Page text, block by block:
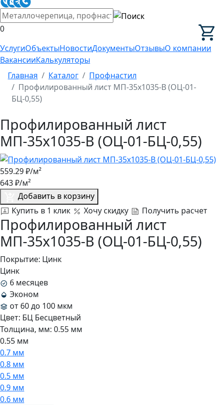
0
УслугиОбъектыНовостиДокументыОтзывыО компании
ВакансииКалькуляторы
Главная
Каталог
Профнастил
Профилированный лист МП-35x1035-B (ОЦ-01-
БЦ-0,55)
Профилированный лист
МП-35x1035-B (ОЦ-01-БЦ-0,55)
559.29₽/м²
643₽/м²
Добавить в корзину
Купить в 1 клик
Хочу скидку Получить расчет
Профилированный лист
МП-35x1035-B (ОЦ-01-БЦ-0,55)
Покрытие: Цинк
Цинк
6 месяцев
Эконом
от 60 до 100 мкм
Цвет: БЦ Бесцветный
Толщина, мм: 0.55 мм
0.55 мм
0.7 мм
0.8 мм
0.5 мм
0.9 мм
0.6 мм